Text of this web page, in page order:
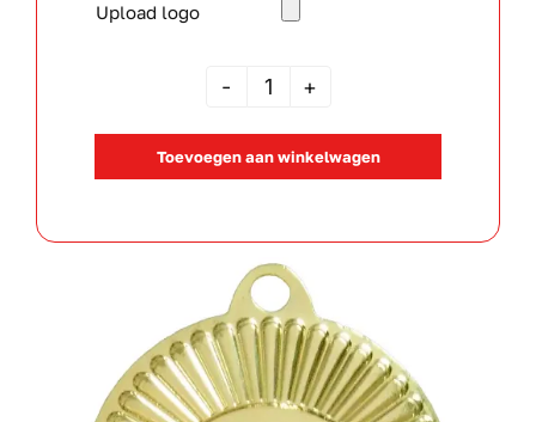
Upload logo
ME
04
aantal
Toevoegen aan winkelwagen